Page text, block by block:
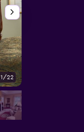
1/22